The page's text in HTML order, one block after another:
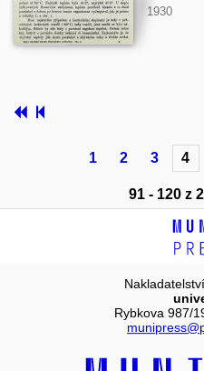
1930
1 2 3 4
91 - 120 z
Nakladatelství
Rybkova 987/